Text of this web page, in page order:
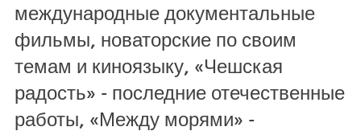
международные документальные
фильмы, новаторские по своим
темам и киноязыку, «Чешская
радость» - последние отечественные
работы, «Между морями» -